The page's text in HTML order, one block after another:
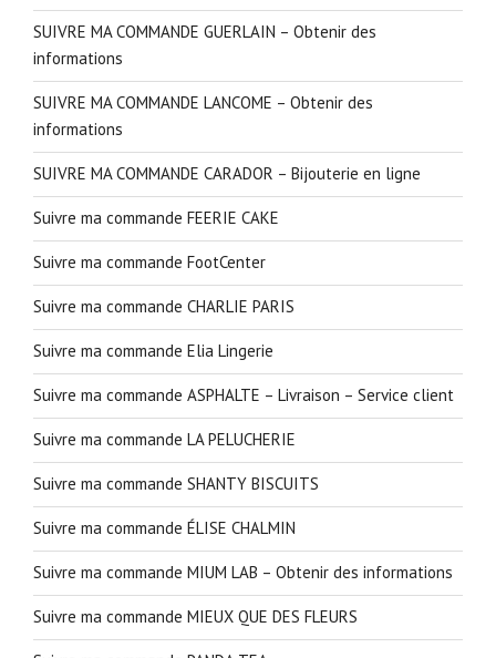
SUIVRE MA COMMANDE GUERLAIN – Obtenir des
informations
SUIVRE MA COMMANDE LANCOME – Obtenir des
informations
SUIVRE MA COMMANDE CARADOR – Bijouterie en ligne
Suivre ma commande FEERIE CAKE
Suivre ma commande FootCenter
Suivre ma commande CHARLIE PARIS
Suivre ma commande Elia Lingerie
Suivre ma commande ASPHALTE – Livraison – Service client
Suivre ma commande LA PELUCHERIE
Suivre ma commande SHANTY BISCUITS
Suivre ma commande ÉLISE CHALMIN
Suivre ma commande MIUM LAB – Obtenir des informations
Suivre ma commande MIEUX QUE DES FLEURS